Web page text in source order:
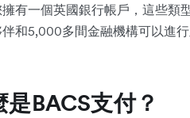
有一個英國銀行帳戶，這些
和5,000多間金融機構可以進行
是BACS支付？